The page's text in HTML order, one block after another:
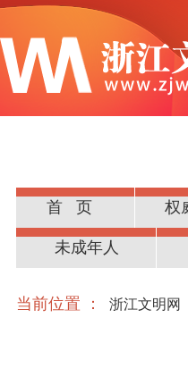
首页 权
公民道德
未成年人
当前位置 ： 浙江文明网